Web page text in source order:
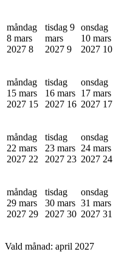
måndag
8 mars
2027 8
tisdag 9
mars
2027 9
onsdag
10 mars
2027 10
måndag
15 mars
2027 15
tisdag
16 mars
2027 16
onsdag
17 mars
2027 17
måndag
22 mars
2027 22
tisdag
23 mars
2027 23
onsdag
24 mars
2027 24
måndag
29 mars
2027 29
tisdag
30 mars
2027 30
onsdag
31 mars
2027 31
Vald månad: april 2027